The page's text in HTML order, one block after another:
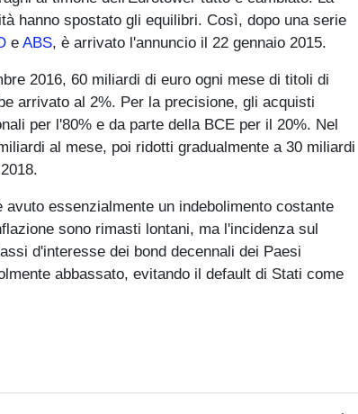
hanno spostato gli equilibri. Così, dopo una serie
e ABS, è arrivato l'annuncio il 22 gennaio 2015.
2016, 60 miliardi di euro ogni mese di titoli di
arrivato al 2%. Per la precisione, gli acquisti
per l'80% e da parte della BCE per il 20%. Nel
al mese, poi ridotti gradualmente a 30 miliardi
essenzialmente un indebolimento costante
sono rimasti lontani, ma l'incidenza sul
d'interesse dei bond decennali dei Paesi
abbassato, evitando il default di Stati come